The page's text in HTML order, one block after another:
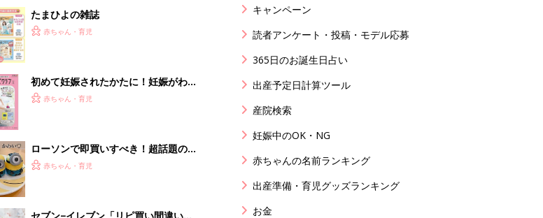
♪」話題の桜スイーツ4選
PR（Amazon）
キャンペーン
読者アンケート・投稿・モデル応募
365日のお誕生日占い
出産予定日計算ツール
産院検索
妊娠中のOK・NG
赤ちゃんの名前ランキング
出産準備・育児グッズランキング
お金